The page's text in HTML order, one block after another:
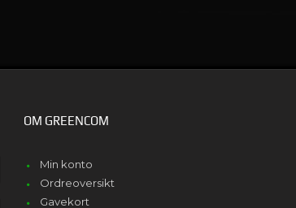
OM GREENCOM
Min konto
Ordreoversikt
Gavekort